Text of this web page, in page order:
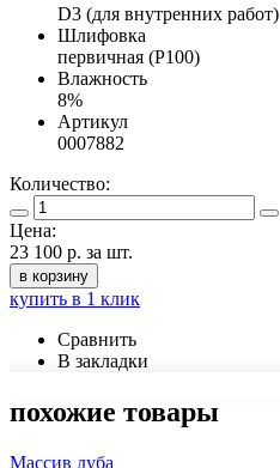
D3 (для внутренних работ)
Шлифовка
первичная (Р100)
Влажность
8%
Артикул
0007882
Количество:
Цена:
23 100 р. за шт.
в корзину
купить в 1 клик
Сравнить
В закладки
похожие товары
Массив дуба